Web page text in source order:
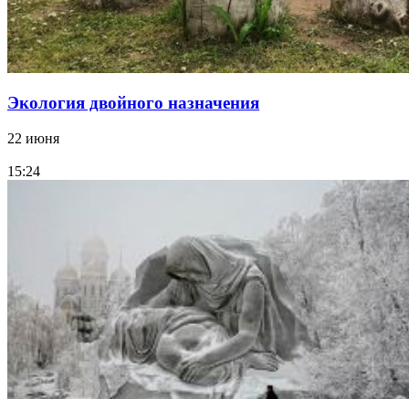
Экология двойного назначения
22 июня
15:24